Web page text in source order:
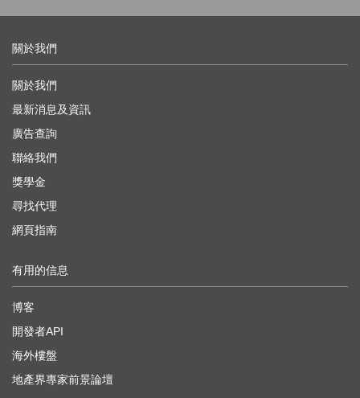
關於我們
關於我們
最新消息及資訊
廣告查詢
聯絡我們
獎學金
尋找代理
網頁指南
有用的信息
博客
開發者API
海外樓盤
地產界專家前景論壇